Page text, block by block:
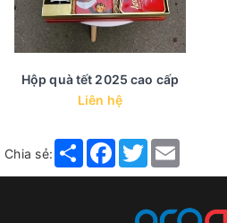
Hộp quà tết 2025 cao cấp
Liên hệ
Chia sẻ: Share Facebook
Twitter